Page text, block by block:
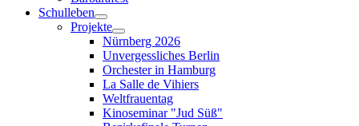
Schulleben
Projekte
Nürnberg 2026
Unvergessliches Berlin
Orchester in Hamburg
La Salle de Vihiers
Weltfrauentag
Kinoseminar "Jud Süß"